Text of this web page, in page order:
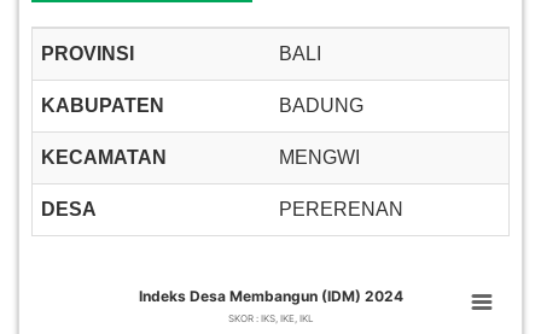
PROVINSI BALI
KABUPATEN BADUNG
KECAMATAN MENGWI
DESA PERERENAN
Indeks Desa Membangun (IDM) 2024
Indeks Desa Membangun (IDM) 2024
SKOR : IKS, IKE, IKL